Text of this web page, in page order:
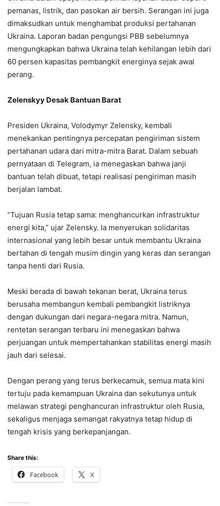
pemanas, listrik, dan pasokan air bersih. Serangan ini juga
dimaksudkan untuk menghambat produksi pertahanan
Ukraina. Laporan badan pengungsi PBB sebelumnya
mengungkapkan bahwa Ukraina telah kehilangan lebih dari
60 persen kapasitas pembangkit energinya sejak awal
perang.
Zelenskyy Desak Bantuan Barat
Presiden Ukraina, Volodymyr Zelensky, kembali
menekankan pentingnya percepatan pengiriman sistem
pertahanan udara dari mitra-mitra Barat. Dalam sebuah
pernyataan di Telegram, ia menegaskan bahwa janji
bantuan telah dibuat, tetapi realisasi pengiriman masih
berjalan lambat.
“Tujuan Rusia tetap sama: menghancurkan infrastruktur
energi kita,” ujar Zelensky. Ia menyerukan solidaritas
internasional yang lebih besar untuk membantu Ukraina
bertahan di tengah musim dingin yang keras dan serangan
tanpa henti dari Rusia.
Meski berada di bawah tekanan berat, Ukraina terus
berusaha membangun kembali pembangkit listriknya
dengan dukungan dari negara-negara mitra. Namun,
rentetan serangan terbaru ini menegaskan bahwa
perjuangan untuk mempertahankan stabilitas energi masih
jauh dari selesai.
Dengan perang yang terus berkecamuk, semua mata kini
tertuju pada kemampuan Ukraina dan sekutunya untuk
melawan strategi penghancuran infrastruktur oleh Rusia,
sekaligus menjaga semangat rakyatnya tetap hidup di
tengah krisis yang berkepanjangan.
Share this:
Facebook X